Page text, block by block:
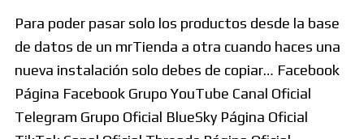
Para poder pasar solo los productos desde la base
de datos de un mrTienda a otra cuando haces una
nueva instalación solo debes de copiar… Facebook
Página Facebook Grupo YouTube Canal Oficial
Telegram Grupo Oficial BlueSky Página Oficial